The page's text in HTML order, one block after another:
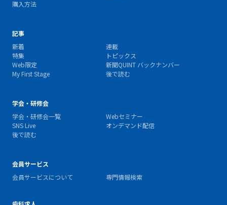
購入方法
記事
新着
連載
特集
トピックス
Web限定
新聞QUINT バックナンバー
My First Stage
後で読む
学会・研修会
学会・研修会一覧
Webセミナー
SNS Live
オンデマンド配信
後で読む
会員サービス
会員サービスについて
専門情報検索